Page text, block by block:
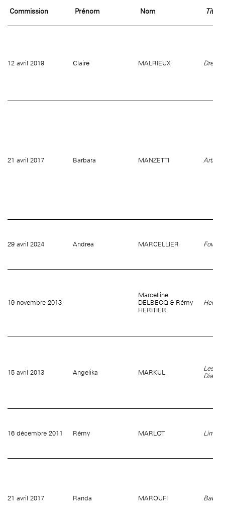
Commission Prénom Nom Titre
12 avril 2019 Claire MALRIEUX
21 avril 2017 Barbara MANZETTI Artiste
29 avril 2024 Andrea MARCELLIER Fowl's
19 novembre 2013
Marcelline
DELBECQ & Rémy
HERITIER
Here
15 avril 2013 Angelika MARKUL
Les
Diable
16 décembre 2011 Rémy MARLOT Limits
21 avril 2017 Randa MAROUFI Bab
des artistes (EHPAD) Accueil
Salomon de Rothschild
Jardin public de l’Hôtel